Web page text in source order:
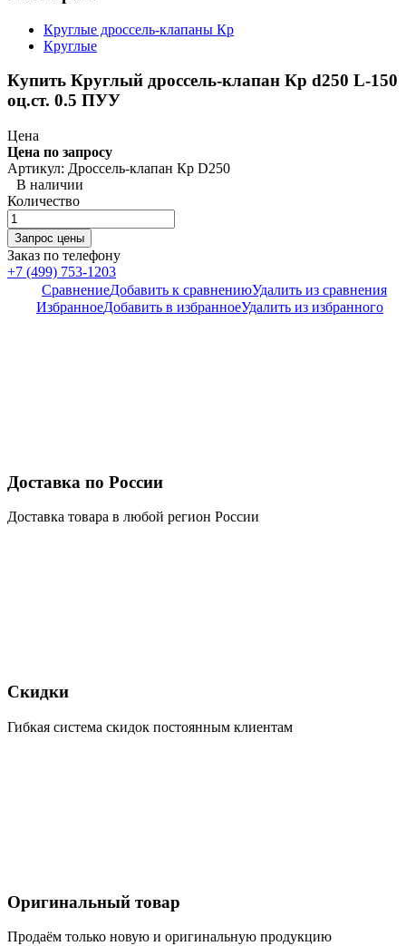
Круглые дроссель-клапаны Кр
Круглые
Купить Круглый дроссель-клапан Кр d250 L-150
оц.ст. 0.5 ПУУ
Цена
Цена по запросу
Артикул: Дроссель-клапан Кр D250
В наличии
Количество
Заказ по телефону
+7 (499) 753-1203
СравнениеДобавить к сравнениюУдалить из сравнения
ИзбранноеДобавить в избранноеУдалить из избранного
Доставка по России
Доставка товара в любой регион России
Скидки
Гибкая система скидок постоянным клиентам
Оригинальный товар
Продаём только новую и оригинальную продукцию